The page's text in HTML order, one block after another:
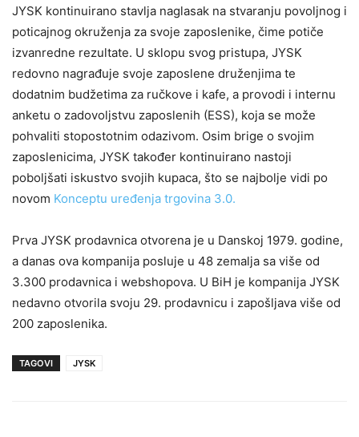
JYSK kontinuirano stavlja naglasak na stvaranju povoljnog i
poticajnog okruženja za svoje zaposlenike, čime potiče
izvanredne rezultate. U sklopu svog pristupa, JYSK
redovno nagrađuje svoje zaposlene druženjima te
dodatnim budžetima za ručkove i kafe, a provodi i internu
anketu o zadovoljstvu zaposlenih (ESS), koja se može
pohvaliti stopostotnim odazivom. Osim brige o svojim
zaposlenicima, JYSK također kontinuirano nastoji
poboljšati iskustvo svojih kupaca, što se najbolje vidi po
novom Konceptu uređenja trgovina 3.0.
Prva JYSK prodavnica otvorena je u Danskoj 1979. godine,
a danas ova kompanija posluje u 48 zemalja sa više od
3.300 prodavnica i webshopova. U BiH je kompanija JYSK
nedavno otvorila svoju 29. prodavnicu i zapošljava više od
200 zaposlenika.
TAGOVI JYSK